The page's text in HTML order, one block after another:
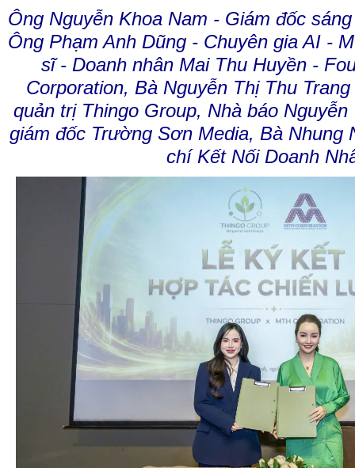
Ông Nguyễn Khoa Nam - Giám đốc
Ông Phạm Anh Dũng - Chuyên gia AI -
sĩ - Doanh nhân Mai Thu Huyền -
Corporation, Bà Nguyễn Thị Thu
quản trị Thingo Group, Nhà báo
giám đốc Trường Sơn Media, Bà Nhung
chí Kết Nối Doanh